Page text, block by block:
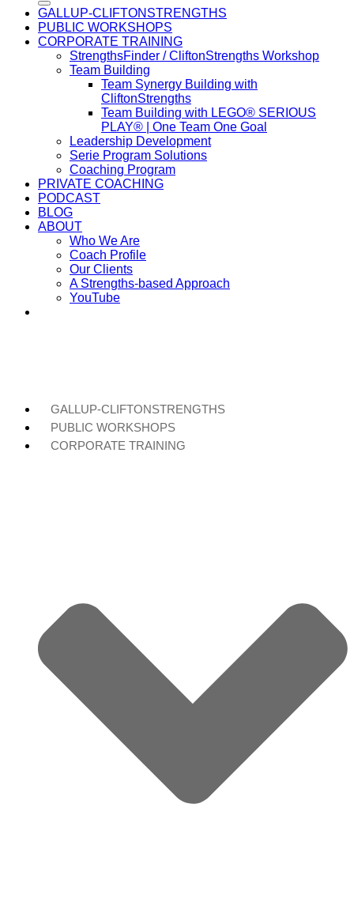
GALLUP-CLIFTONSTRENGTHS
PUBLIC WORKSHOPS
CORPORATE TRAINING
StrengthsFinder / CliftonStrengths Workshop
Team Building
Team Synergy Building with
CliftonStrengths
Team Building with LEGO® SERIOUS
PLAY® | One Team One Goal
Leadership Development
Serie Program Solutions
Coaching Program
PRIVATE COACHING
PODCAST
BLOG
ABOUT
Who We Are
Coach Profile
Our Clients
A Strengths-based Approach
YouTube
GALLUP-CLIFTONSTRENGTHS
PUBLIC WORKSHOPS
CORPORATE TRAINING